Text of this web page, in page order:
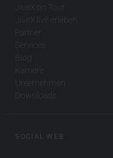
JiveX on Tour
JiveX live erleben
Partner
Services
Blog
Karriere
Unternehmen
Downloads
SOCIAL WEB